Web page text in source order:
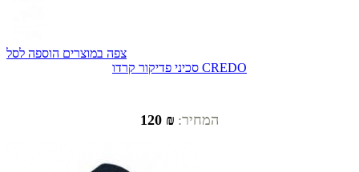
צפה במוצרים הוספה לסל
סכיני פדיקור קרדו CREDO
המחיר: ₪ 120